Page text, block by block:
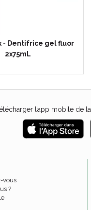
- Dentifrice gel fluor
2x75mL
l’app mobile de
vous
?